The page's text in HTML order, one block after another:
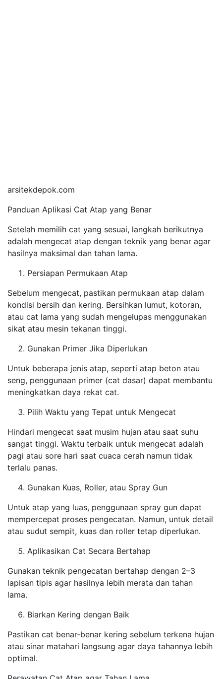
arsitekdepok.com
Panduan Aplikasi Cat Atap yang Benar
Setelah memilih cat yang sesuai, langkah berikutnya
adalah mengecat atap dengan teknik yang benar agar
hasilnya maksimal dan tahan lama.
Persiapan Permukaan Atap
Sebelum mengecat, pastikan permukaan atap dalam
kondisi bersih dan kering. Bersihkan lumut, kotoran,
atau cat lama yang sudah mengelupas menggunakan
sikat atau mesin tekanan tinggi.
Gunakan Primer Jika Diperlukan
Untuk beberapa jenis atap, seperti atap beton atau
seng, penggunaan primer (cat dasar) dapat membantu
meningkatkan daya rekat cat.
Pilih Waktu yang Tepat untuk Mengecat
Hindari mengecat saat musim hujan atau saat suhu
sangat tinggi. Waktu terbaik untuk mengecat adalah
pagi atau sore hari saat cuaca cerah namun tidak
terlalu panas.
Gunakan Kuas, Roller, atau Spray Gun
Untuk atap yang luas, penggunaan spray gun dapat
mempercepat proses pengecatan. Namun, untuk detail
atau sudut sempit, kuas dan roller tetap diperlukan.
Aplikasikan Cat Secara Bertahap
Gunakan teknik pengecatan bertahap dengan 2–3
lapisan tipis agar hasilnya lebih merata dan tahan
lama.
Biarkan Kering dengan Baik
Pastikan cat benar-benar kering sebelum terkena hujan
atau sinar matahari langsung agar daya tahannya lebih
optimal.